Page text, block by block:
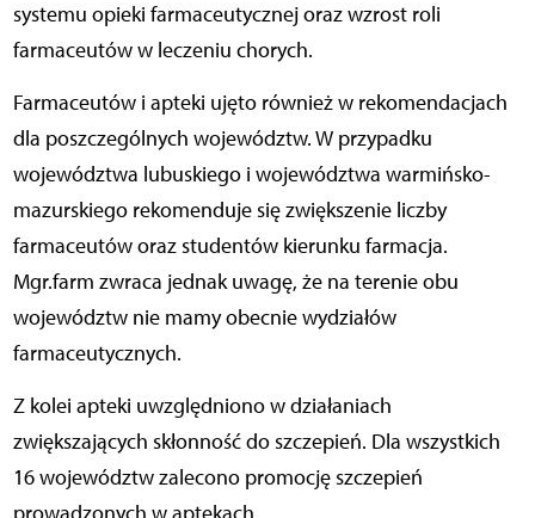
systemu opieki farmaceutycznej oraz wzrost roli
farmaceutów w leczeniu chorych.
Farmaceutów i apteki ujęto również w rekomendacjach
dla poszczególnych województw. W przypadku
województwa lubuskiego i województwa warmińsko-
mazurskiego rekomenduje się zwiększenie liczby
farmaceutów oraz studentów kierunku farmacja.
Mgr.farm zwraca jednak uwagę, że na terenie obu
województw nie mamy obecnie wydziałów
farmaceutycznych.
Z kolei apteki uwzględniono w działaniach
zwiększających skłonność do szczepień. Dla wszystkich
16 województw zalecono promocję szczepień